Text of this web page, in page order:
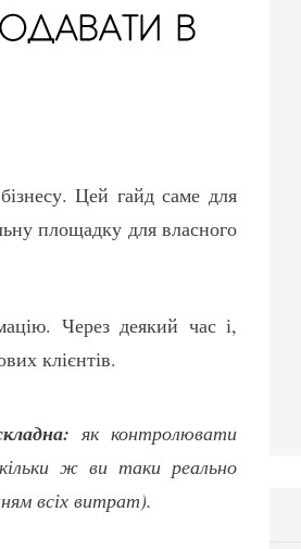
Цей гайд саме для
площадку для власного
Через деякий час і,
клієнтів.
як контролювати
ж ви таки реально
всіх витрат).